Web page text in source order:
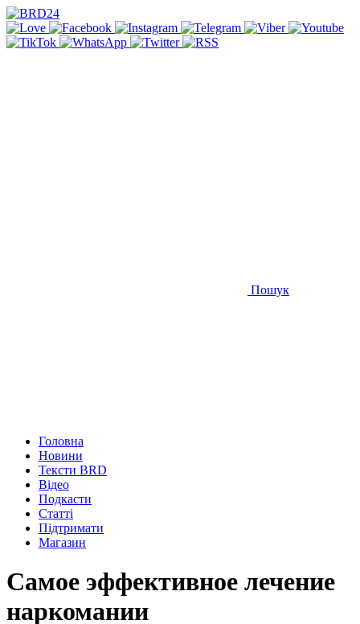
Пошук
Головна
Новини
Тексти BRD
Відео
Подкасти
Статті
Підтримати
Магазин
Самое эффективное лечение
наркомании